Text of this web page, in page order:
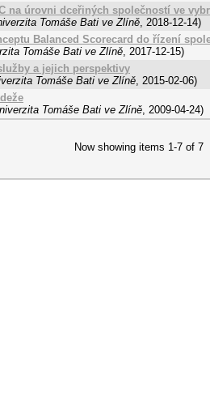
na úrovni dceřiných společností ve
Tomáše Bati ve Zlíně, 2018-12-14)
Balanced Scorecard do řízení
Tomáše Bati ve Zlíně, 2017-12-15)
a jejich perspektivy
Tomáše Bati ve Zlíně, 2015-02-06)
Tomáše Bati ve Zlíně, 2009-04-24)
Now showing items 1-7 of 7